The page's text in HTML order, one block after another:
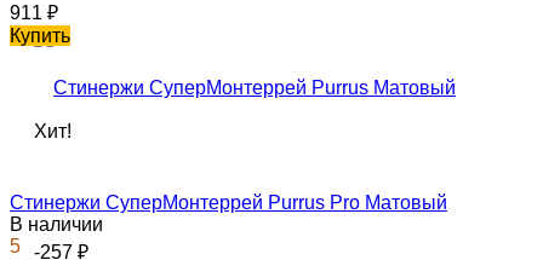
911 ₽
Купить
Хит!
-257 ₽
Стинержи СуперМонтеррей Purrus Pro Матовый
В наличии
5